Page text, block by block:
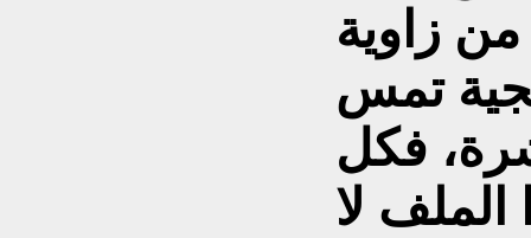
من زاوية
تمس
فكل
الملف لا